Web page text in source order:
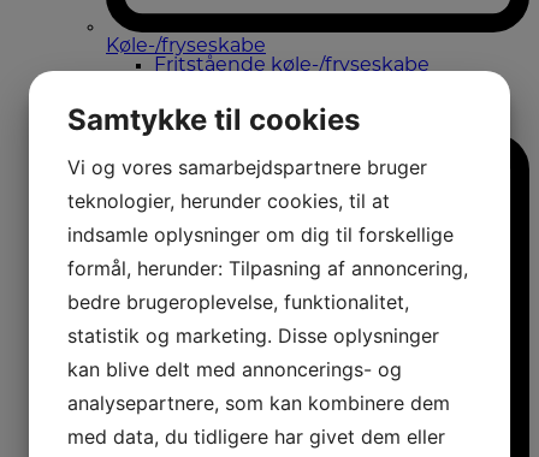
Køle-/fryseskabe
Fritstående køle-/fryseskabe
Køleskabe med fryseboks
Amerikanerkøleskabe
Samtykke til cookies
Vi og vores samarbejdspartnere bruger
teknologier, herunder cookies, til at
indsamle oplysninger om dig til forskellige
formål, herunder: Tilpasning af annoncering,
bedre brugeroplevelse, funktionalitet,
statistik og marketing. Disse oplysninger
kan blive delt med annoncerings- og
analysepartnere, som kan kombinere dem
med data, du tidligere har givet dem eller